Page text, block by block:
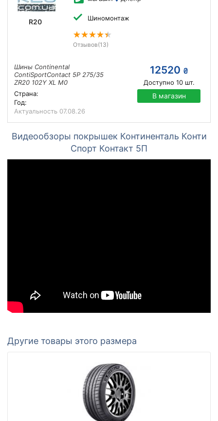
R20 Шиномонтаж
Отзывов(13)
Шины Continental
ContiSportContact 5P 275/35
ZR20 102Y XL M0
Страна:
Год:
Актуальность 07.08.26
12520 ₴
Доступно 10шт.
В магазин
Видеообзоры покрышек Континенталь Конти
Спорт Контакт 5П
Другие товары этого размера